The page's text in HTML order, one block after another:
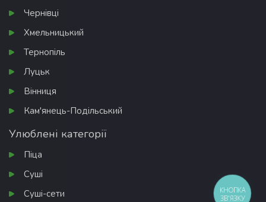
Чернівці
Хмельницький
Тернопіль
Луцьк
Вінниця
Кам'янець-Подільський
Улюблені категорії
Піца
Суші
Суші-сети
КНОПКА
ЗВ'ЯЗКУ